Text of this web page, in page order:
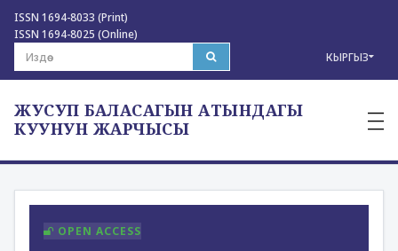
ISSN 1694-8033 (Print)
ISSN 1694-8025 (Online)
КЫРГЫЗ
ЖУСУП БАЛАСАГЫН АТЫНДАГЫ
КУУНУН ЖАРЧЫСЫ
—
—
—
OPEN ACCESS